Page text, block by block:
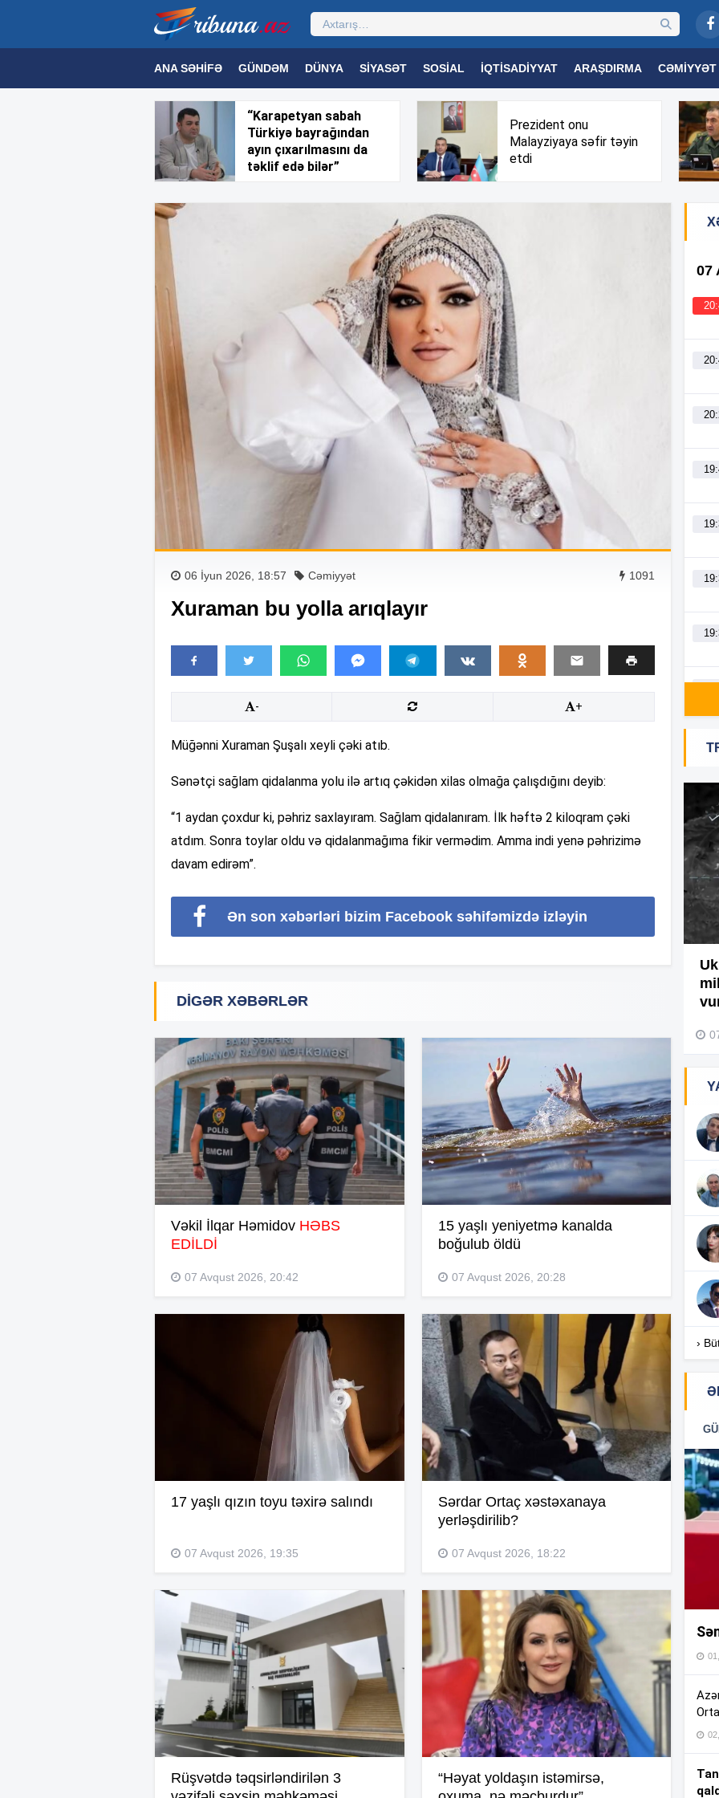
ANA SƏHIFƏ GÜNDƏM DÜNYA SIYASƏT SOSIAL İQTISADIYYAT ARAŞDIRMA CƏMIYYƏT
MƏDƏNIYYƏT MAQAZIN TEXNOLOGIYA TƏHSIL TRIBUNA TV
“Karapetyan sabah
Türkiyə bayrağından
ayın çıxarılmasını da
təklif edə bilər”
Prezident onu
Malayziyaya səfir təyin
etdi
06 İyun 2026, 18:57 Cəmiyyət 1091
Xuraman bu yolla arıqlayır
- +
Müğənni Xuraman Şuşalı xeyli çəki atıb.
Sənətçi sağlam qidalanma yolu ilə artıq çəkidən xilas olmağa çalışdığını deyib:
“1 aydan çoxdur ki, pəhriz saxlayıram. Sağlam qidalanıram. İlk həftə 2 kiloqram çəki
atdım. Sonra toylar oldu və qidalanmağıma fikir vermədim. Amma indi yenə pəhrizimə
davam edirəm”.
Ən son xəbərləri bizim Facebook səhifəmizdə izləyin
DIGƏR XƏBƏRLƏR
Vəkil İlqar Həmidov HƏBS
EDİLDİ
07 Avqust 2026, 20:42
15 yaşlı yeniyetmə kanalda
boğulub öldü
07 Avqust 2026, 20:28
17 yaşlı qızın toyu təxirə salındı
07 Avqust 2026, 19:35
Sərdar Ortaç xəstəxanaya
yerləşdirilib?
07 Avqust 2026, 18:22
Rüşvətdə təqsirləndirilən 3
“Həyat yoldaşın istəmirsə,
07
›